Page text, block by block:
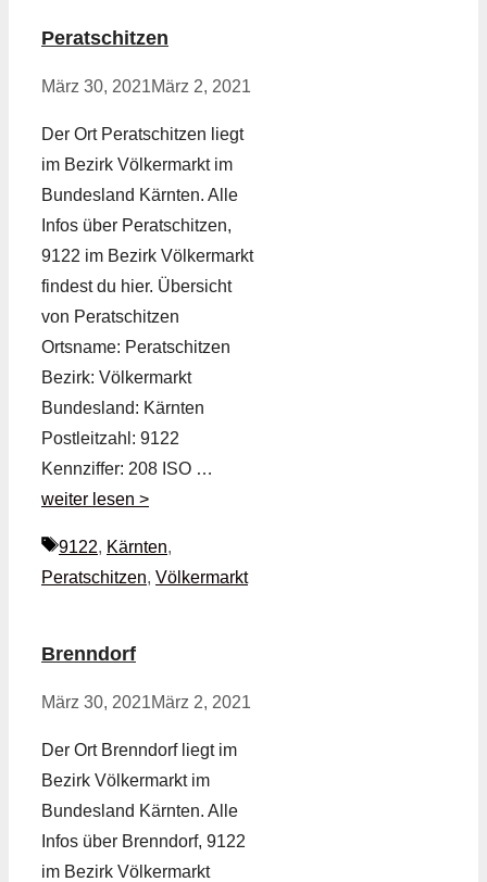
Peratschitzen
März 30, 2021März 2, 2021
Der Ort Peratschitzen liegt
im Bezirk Völkermarkt im
Bundesland Kärnten. Alle
Infos über Peratschitzen,
9122 im Bezirk Völkermarkt
findest du hier. Übersicht
von Peratschitzen
Ortsname: Peratschitzen
Bezirk: Völkermarkt
Bundesland: Kärnten
Postleitzahl: 9122
Kennziffer: 208 ISO …
weiter lesen >
Schlagwörter
9122, Kärnten,
Peratschitzen, Völkermarkt
Brenndorf
März 30, 2021März 2, 2021
Der Ort Brenndorf liegt im
Bezirk Völkermarkt im
Bundesland Kärnten. Alle
Infos über Brenndorf, 9122
im Bezirk Völkermarkt